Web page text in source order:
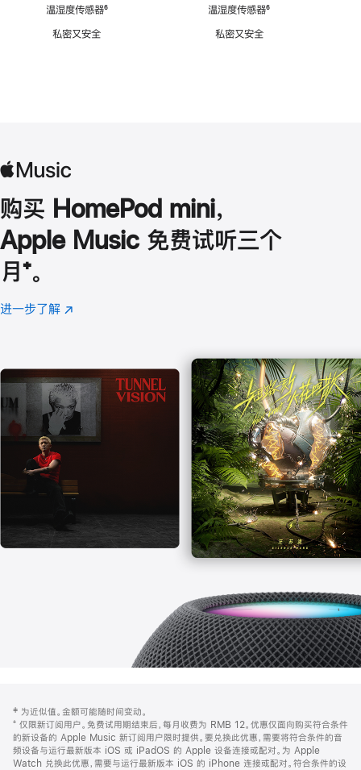
温湿度传感器脚
⁶
私密又安全
温湿度传感器脚
⁶
私密又安全
购买 HomePod mini，
Apple Music 免费试听三个
月 脚
注
⁺。
进一步了解 Apple
(在
口
中
打
开)
页
页
脚
注
‡ 为近似值。金额可能随时间变动。
⁺ 仅限新订阅用户。免费试用期结束后，每月收费为 RMB 12。优惠仅面向购买符合条件
的新设备的 Apple Music 新订阅用户限时提供。要兑换此优惠，需要将符合条件的音
频设备与运行最新版本 iOS 或 iPadOS 的 Apple 设备连接或配对。为 Apple
Watch 兑换此优惠，需要与运行最新版本 iOS 的 iPhone 连接或配对。符合条件的设